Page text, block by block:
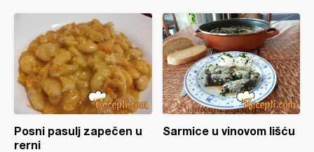
Posni pasulj zapečen u
rerni
Sarmice u vinovom lišću